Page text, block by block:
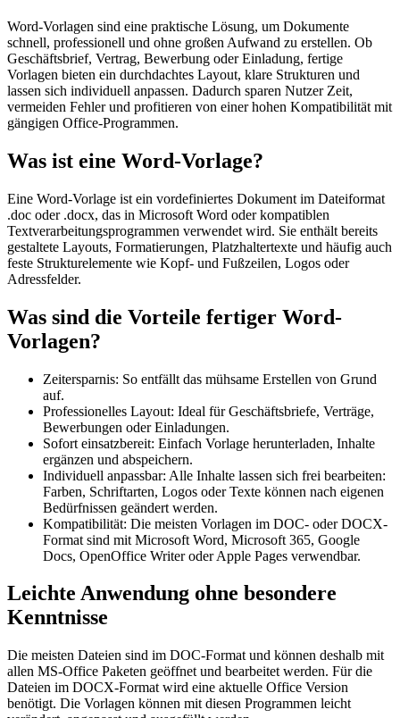
Word-Vorlagen sind eine praktische Lösung, um Dokumente
schnell, professionell und ohne großen Aufwand zu erstellen. Ob
Geschäftsbrief, Vertrag, Bewerbung oder Einladung, fertige
Vorlagen bieten ein durchdachtes Layout, klare Strukturen und
lassen sich individuell anpassen. Dadurch sparen Nutzer Zeit,
vermeiden Fehler und profitieren von einer hohen Kompatibilität mit
gängigen Office-Programmen.
Was ist eine Word-Vorlage?
Eine Word-Vorlage ist ein vordefiniertes Dokument im Dateiformat
.doc oder .docx, das in Microsoft Word oder kompatiblen
Textverarbeitungsprogrammen verwendet wird. Sie enthält bereits
gestaltete Layouts, Formatierungen, Platzhaltertexte und häufig auch
feste Strukturelemente wie Kopf- und Fußzeilen, Logos oder
Adressfelder.
Was sind die Vorteile fertiger Word-
Vorlagen?
Zeitersparnis: So entfällt das mühsame Erstellen von Grund
auf.
Professionelles Layout: Ideal für Geschäftsbriefe, Verträge,
Bewerbungen oder Einladungen.
Sofort einsatzbereit: Einfach Vorlage herunterladen, Inhalte
ergänzen und abspeichern.
Individuell anpassbar: Alle Inhalte lassen sich frei bearbeiten:
Farben, Schriftarten, Logos oder Texte können nach eigenen
Bedürfnissen geändert werden.
Kompatibilität: Die meisten Vorlagen im DOC- oder DOCX-
Format sind mit Microsoft Word, Microsoft 365, Google
Docs, OpenOffice Writer oder Apple Pages verwendbar.
Leichte Anwendung ohne besondere
Kenntnisse
Die meisten Dateien sind im DOC-Format und können deshalb mit
allen MS-Office Paketen geöffnet und bearbeitet werden. Für die
Dateien im DOCX-Format wird eine aktuelle Office Version
benötigt. Die Vorlagen können mit diesen Programmen leicht